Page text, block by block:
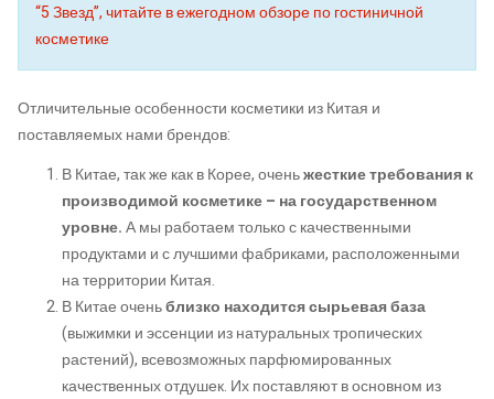
“5 Звезд”, читайте в ежегодном обзоре по гостиничной
косметике
Отличительные особенности косметики из Китая и
поставляемых нами брендов:
В Китае, так же как в Корее, оченьжесткие требования к
производимой косметике – на государственном
уровне.А мы работаем только с качественными
продуктами и с лучшими фабриками, расположенными
на территории Китая.
В Китае оченьблизко находится сырьевая база
(выжимки и эссенции из натуральных тропических
растений), всевозможных парфюмированных
качественных отдушек. Их поставляют в основном из